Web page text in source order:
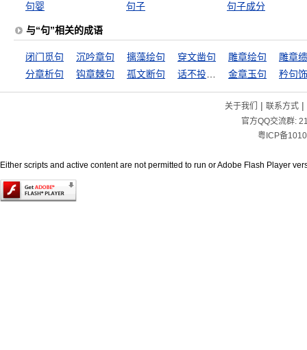
句婴
句子 句子成分
与“句”相关的成语
闭门觅句 沉吟章句 摛藻绘句 穿文凿句 雕章绘句
雕章
分章析句
钩章棘句 孤文断句 金章玉句 矜句
关于我们 | 联系方式|
官方QQ交流群:
粤ICP备
Either scripts and active content are not permitted to run or Adobe Flash Player